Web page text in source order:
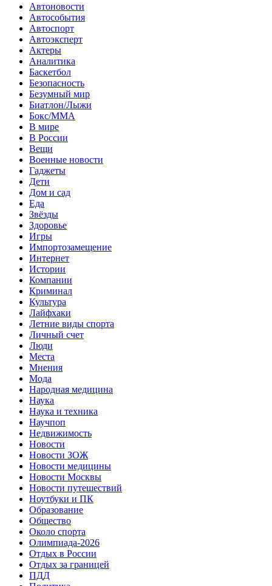
Автоновости
Автособытия
Автоспорт
Автоэксперт
Актеры
Аналитика
Баскетбол
Безопасность
Безумный мир
Биатлон/Лыжи
Бокс/MMA
В мире
В России
Вещи
Военные новости
Гаджеты
Дети
Дом и сад
Еда
Звёзды
Здоровье
Игры
Импортозамещение
Интернет
Истории
Компании
Криминал
Культура
Лайфхаки
Летние виды спорта
Личный счет
Люди
Места
Мнения
Мода
Народная медицина
Наука
Наука и техника
Научпоп
Недвижимость
Новости
Новости ЗОЖ
Новости медицины
Новости Москвы
Новости путешествий
Ноутбуки и ПК
Образование
Общество
Около спорта
Олимпиада-2026
Отдых в России
Отдых за границей
ПДД